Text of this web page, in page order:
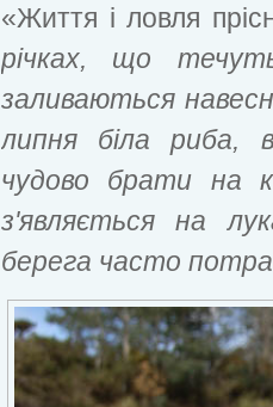
«Життя і ловля
річках, що
заливаються
липня біла риба,
чудово брати на
з'являється на
берега часто